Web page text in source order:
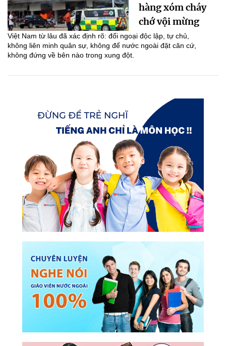
hàng xóm cháy
chớ vội mừng
Việt Nam từ lâu đã xác định rõ: đối ngoại độc lập, tự chủ,
không liên minh quân sự, không để nước ngoài đặt căn cứ,
không đứng về bên nào trong xung đột.